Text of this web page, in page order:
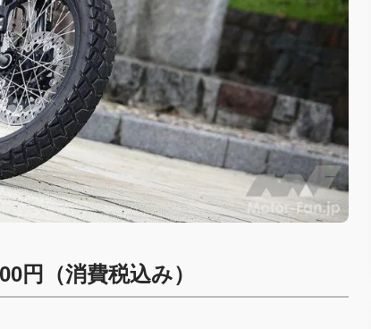
（消費税込み）